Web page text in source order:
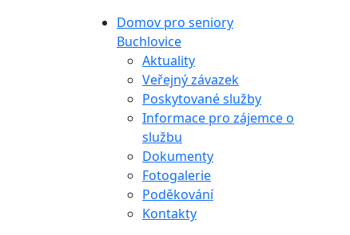
Domov pro seniory
Buchlovice
Aktuality
Veřejný závazek
Poskytované služby
Informace pro zájemce o
službu
Dokumenty
Fotogalerie
Poděkování
Kontakty